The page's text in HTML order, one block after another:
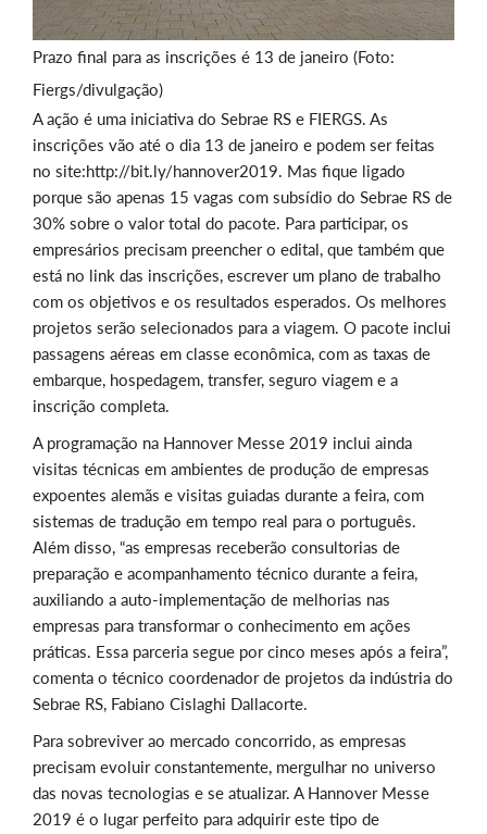
Prazo final para as inscrições é 13 de janeiro (Foto:
Fiergs/divulgação)
A ação é uma iniciativa do Sebrae RS e FIERGS. As
inscrições vão até o dia 13 de janeiro e podem ser feitas
no site:http://bit.ly/hannover2019. Mas fique ligado
porque são apenas 15 vagas com subsídio do Sebrae RS de
30% sobre o valor total do pacote. Para participar, os
empresários precisam preencher o edital, que também que
está no link das inscrições, escrever um plano de trabalho
com os objetivos e os resultados esperados. Os melhores
projetos serão selecionados para a viagem. O pacote inclui
passagens aéreas em classe econômica, com as taxas de
embarque, hospedagem, transfer, seguro viagem e a
inscrição completa.
A programação na Hannover Messe 2019 inclui ainda
visitas técnicas em ambientes de produção de empresas
expoentes alemãs e visitas guiadas durante a feira, com
sistemas de tradução em tempo real para o português.
Além disso, “as empresas receberão consultorias de
preparação e acompanhamento técnico durante a feira,
auxiliando a auto-implementação de melhorias nas
empresas para transformar o conhecimento em ações
práticas. Essa parceria segue por cinco meses após a feira”,
comenta o técnico coordenador de projetos da indústria do
Sebrae RS, Fabiano Cislaghi Dallacorte.
Para sobreviver ao mercado concorrido, as empresas
precisam evoluir constantemente, mergulhar no universo
das novas tecnologias e se atualizar. A Hannover Messe
2019 é o lugar perfeito para adquirir este tipo de